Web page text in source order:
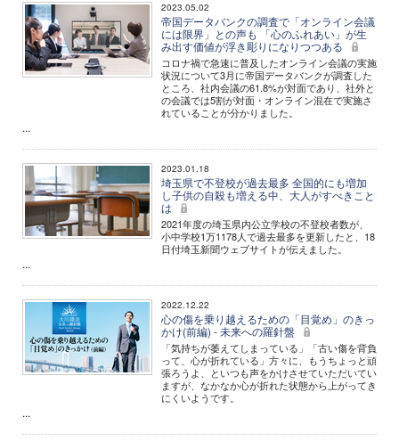
2023.05.02
帝国データバンクの調査で「オンライン会議
には限界」との声も 「心のふれあい」が生
み出す価値が浮き彫りになりつつある
コロナ禍で急速に普及したオンライン会議の実施
状況について3月に帝国データバンクが調査した
ところ、社内会議の61.8%が対面であり、社外と
の会議では5割が対面・オンライン混在で実施さ
れていることが分かりました。
...
2023.01.18
埼玉県で不登校が過去最多 全国的にも増加
し子供の自殺も増える中、大人がすべきこと
は
2021年度の埼玉県内公立学校の不登校者数が、
小中学校1万1178人で過去最多を更新したと、18
日付埼玉新聞ウェブサイトが伝えました。
...
2022.12.22
心の傷を乗り越えるための「目覚め」のきっ
かけ(前編) - 未来への羅針盤
「気持ちが萎えてしまっている」「古い傷を背負
って、心が折れている」方々に、もうちょっと頑
張ろうよ、といつも声をかけさせていただいてい
ますが、なかなか心が折れた状態から上がってき
にくいようです。
...